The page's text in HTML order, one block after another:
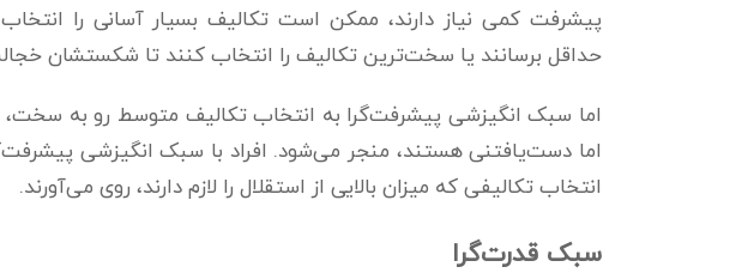
پیشرفت کمی نیاز دارند، ممکن است تکالیف بسیار آسانی را
حداقل برسانند یا سخت‌ترین تکالیف را انتخاب کنند تا شکستشان
اما سبک انگیزشی پیشرفت­‌گرا به انتخاب تکالیف متوسط رو به سخت،
اما دست‌یافتنی هستند، منجر می‌شود. افراد با سبک انگیزشی
انتخاب تکالیفی که میزان بالایی از استقلال را لازم دارند، روی می‌آورند.
سبک قدرت‌گرا